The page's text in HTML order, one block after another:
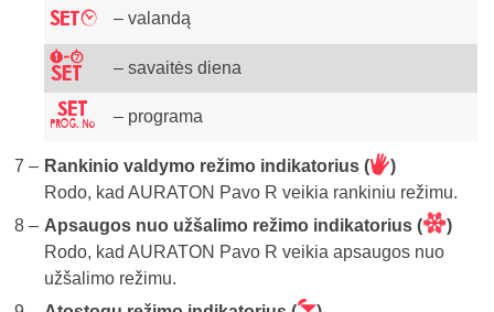
y – valandą
x – savaitės diena
z – programa
Rankinio valdymo režimo indikatorius (V)
Rodo, kad AURATON Pavo R veikia rankiniu režimu.
Apsaugos nuo užšalimo režimo indikatorius (U)
Rodo, kad AURATON Pavo R veikia apsaugos nuo
užšalimo režimu.